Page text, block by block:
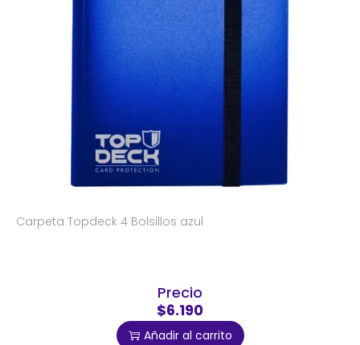
Carpeta Topdeck 4 Bolsillos azul
Precio
$6.190
Añadir al carrito